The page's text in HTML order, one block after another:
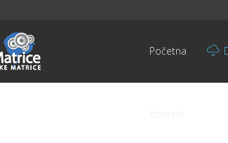
Početna